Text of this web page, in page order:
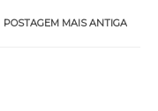
POSTAGEM MAIS ANTIGA